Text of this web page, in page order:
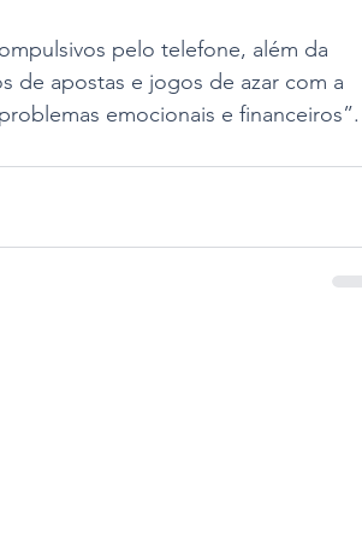
pelo telefone, além da
de apostas e jogos de azar com a
emocionais e financeiros”.